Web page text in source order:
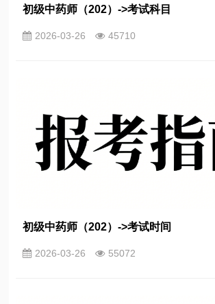
初级中药师（202）->考试科目
2026-03-26 45710
初级中药师（202）->考试时间
2026-03-26 55072